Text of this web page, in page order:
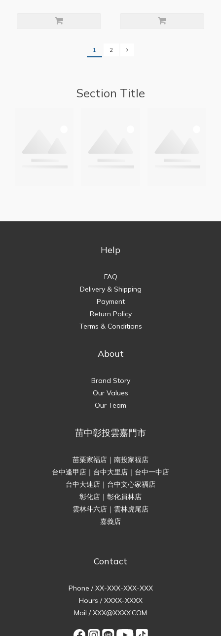
1 2
Section Title
Help
FAQ
Delivery & Shipping
Payment
Return Policy
Terms & Conditions
About
Brand Story
Our Values
Our Team
苗中彰投雲嘉門市
苗栗家福店｜南投家福店
台中逢甲店｜台中大里店｜台中一中店
台中大連店｜台中文心家福店
彰化店｜彰化員林店
雲林斗六店｜雲林虎尾店
嘉義店
Contact
Phone / XX-XXX-XXX-XXX
Hours / XXXX-XXXX
Mail / XXX@XXXX.COM